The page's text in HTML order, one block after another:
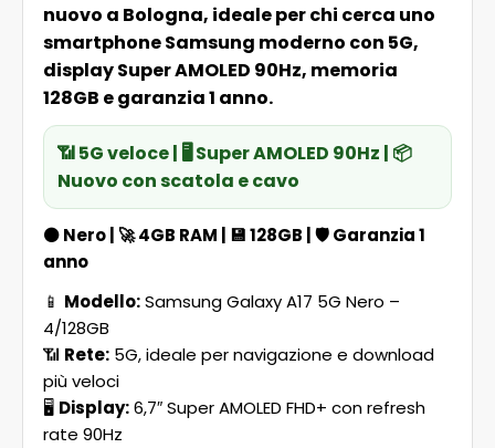
nuovo a Bologna, ideale per chi cerca uno
smartphone Samsung moderno con 5G,
display Super AMOLED 90Hz, memoria
128GB e garanzia 1 anno.
📶 5G veloce | 🖥️ Super AMOLED 90Hz | 📦
Nuovo con scatola e cavo
⚫Nero | 🚀4GB RAM | 💾128GB | 🛡️Garanzia 1
anno
📱 Modello:Samsung Galaxy A17 5G Nero –
4/128GB
📶 Rete: 5G, ideale per navigazione e download
più veloci
🖥️ Display:6,7″ Super AMOLED FHD+ con refresh
rate 90Hz